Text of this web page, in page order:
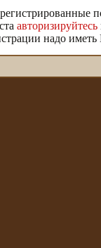
авторизируйтесь
надо